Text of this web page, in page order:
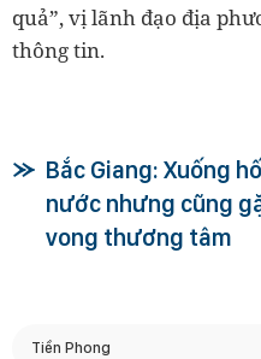
quả”, vị lãnh đạo địa
thông tin.
Bắc Giang: Xuống
nước nhưng cũng
vong thương tâm
Tiền Phong